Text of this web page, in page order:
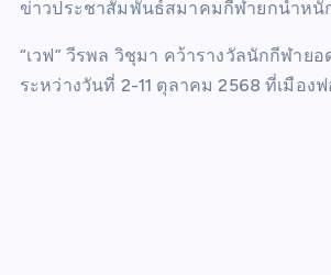
ข่าวประชาสัมพันธ์สมาคมกีฬายกน้ำหนั
“เวฟ” วีรพล วิชุมา คว้ารางวัลนักกีฬาย
ระหว่างวันที่ 2-11 ตุลาคม 2568 ที่เมือง